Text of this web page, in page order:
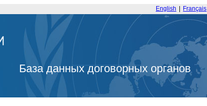
English Français
База данных договорных органов